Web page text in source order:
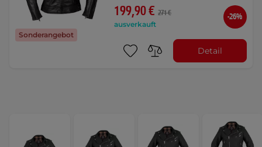
Sonderangebot
199,90 € 271 €
ausverkauft
-26%
Detail